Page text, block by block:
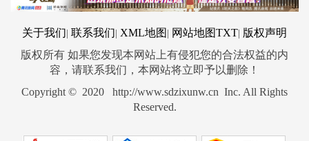
关于我们 联系我们 XML地图 网站地图TXT 版权声明
版权所有 如果您发现本网站上有侵犯您的合法权益的内
容，请联系我们，本网站将立即予以删除！
Copyright © 2020 http://www.sdzixunw.cn Inc. All Rights
Reserved.